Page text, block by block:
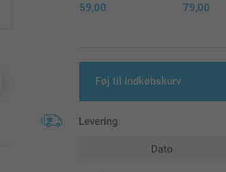
59,00 79,00
Føj til indkøbskurv
Levering
Dato